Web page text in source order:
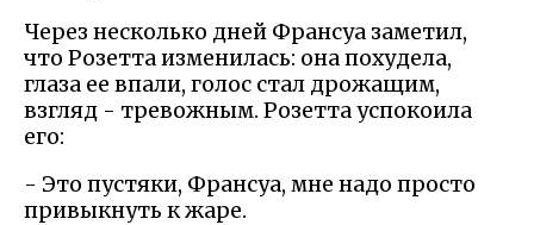
Через несколько дней Франсуа заметил,
что Розетта изменилась: она похудела,
глаза ее впали, голос стал дрожащим,
взгляд - тревожным. Розетта успокоила
его:
- Это пустяки, Франсуа, мне надо просто
привыкнуть к жаре.